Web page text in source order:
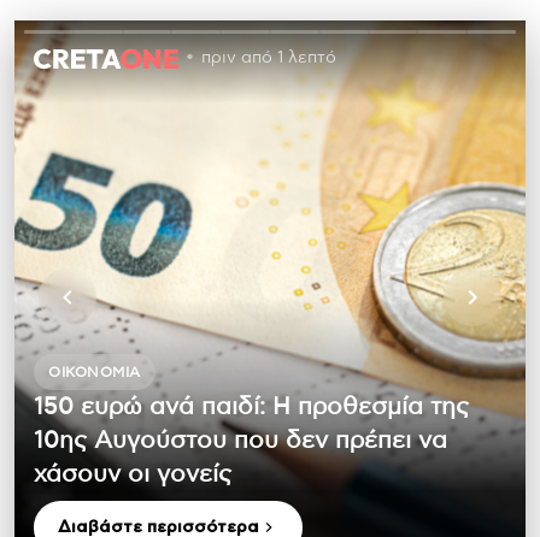
πριν από 1 λεπτό
ΟΙΚΟΝΟΜΊΑ
150 ευρώ ανά παιδί: Η προθεσμία της
10ης Αυγούστου που δεν πρέπει να
χάσουν οι γονείς
Διαβάστε περισσότερα